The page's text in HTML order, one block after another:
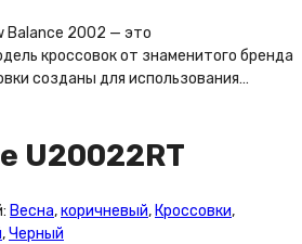
Balance 2002 — это
кроссовок от знаменитого бренда
созданы для использования…
U20022RT
Весна,коричневый, Кроссовки,
,Черный